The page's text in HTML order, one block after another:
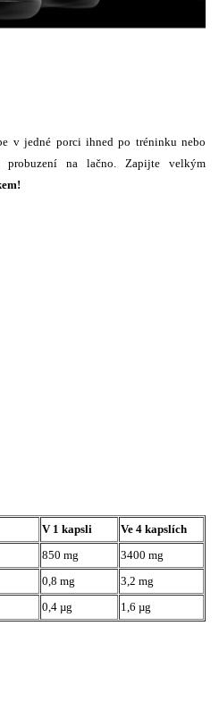
v jedné porci ihned po tréninku nebo
probuzení na lačno. Zapijte velkým
V 1 kapsli
Ve 4 kapslích
850 mg
3400 mg
0,8 mg
3,2 mg
0,4 µg 1,6 µg